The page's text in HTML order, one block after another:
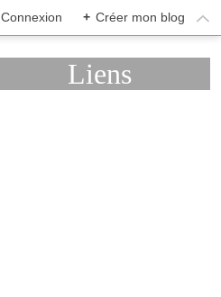
Connexion + Créer mon blog
Liens